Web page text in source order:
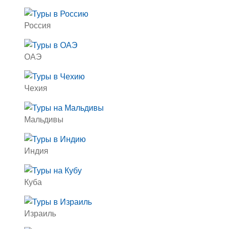
Россия
ОАЭ
Чехия
Мальдивы
Индия
Куба
Израиль